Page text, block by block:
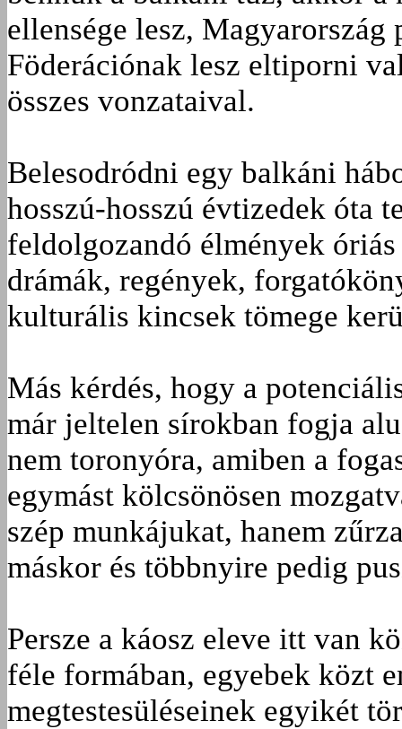
ellensége lesz,
Föderációnak lesz eltiporni
összes vonzataival.
Belesodródni egy balkáni
hosszú-hosszú évtizedek óta
feldolgozandó élmények
drámák, regények,
kulturális kincsek tömege
Más kérdés, hogy a
már jeltelen sírokban fogja
nem toronyóra, amiben a
egymást kölcsönösen
szép munkájukat, hanem
máskor és többnyire pedig
Persze a káosz eleve itt van
féle formában, egyebek közt
megtestesüléseinek egyikét